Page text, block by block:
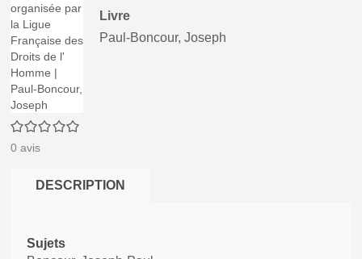
0/5
0 avis
Livre
Paul-Boncour, Joseph
DESCRIPTION
Sujets